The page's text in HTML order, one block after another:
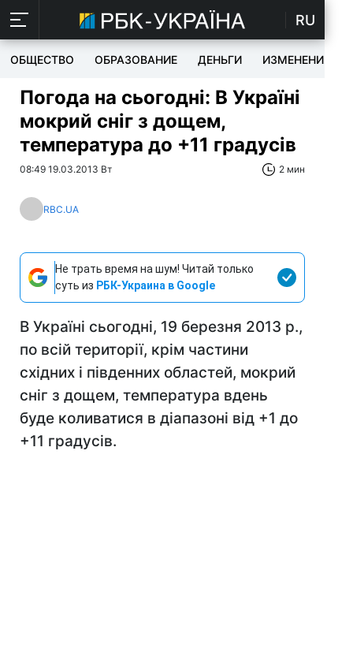
RU
ОБЩЕСТВО ОБРАЗОВАНИЕ ДЕНЬГИ ИЗМЕНЕНИЯ
Погода на сьогодні: В Україні
мокрий сніг з дощем,
температура до +11 градусів
08:49 19.03.2013 Вт 2 мин
RBC.UA
Не трать время на шум! Читай только
суть из РБК-Украина в Google
В Україні сьогодні, 19 березня 2013 р.,
по всій території, крім частини
східних і південних областей, мокрий
сніг з дощем, температура вдень
буде коливатися в діапазоні від +1 до
+11 градусів.